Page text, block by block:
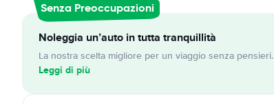
Senza Preoccupazioni
Noleggia un’auto in tutta tranquillità
La nostra scelta migliore per un viaggio senza pensieri.
Leggi di più